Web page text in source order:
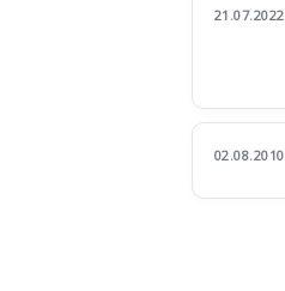
21.07.2022
02.08.2010